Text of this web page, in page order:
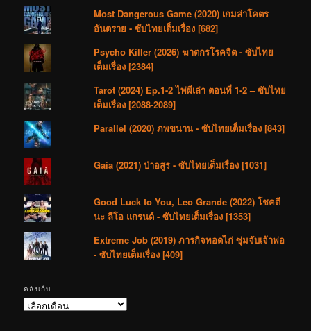
Most Dangerous Game (2020) เกมล่าโคตร
อันตราย - ซับไทยเต็มเรื่อง [682]
Psycho Killer (2026) ฆาตกรโรคจิต - ซับไทย
เต็มเรื่อง [2384]
Tarot (2024) Ep.1-2 ไพ่ผีเล่า ตอนที่ 1-2 – ซับไทย
เต็มเรื่อง [2088-2089]
Parallel (2020) ภพขนาน - ซับไทยเต็มเรื่อง [843]
Gaia (2021) ป่าอสูร - ซับไทยเต็มเรื่อง [1031]
Good Luck to You, Leo Grande (2022) โชคดี
นะ ลีโอ แกรนด์ - ซับไทยเต็มเรื่อง [1353]
Extreme Job (2019) ภารกิจทอดไก่ ซุ่มจับเจ้าพ่อ
- ซับไทยเต็มเรื่อง [409]
คลังเก็บ
คลัง